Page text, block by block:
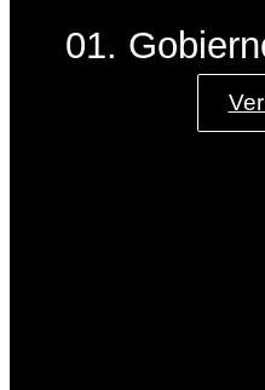
01.